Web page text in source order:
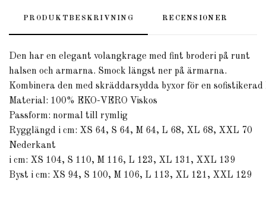
PRODUKTBESKRIVNING RECENSIONER
Den har en elegant volangkrage med fint broderi på runt
halsen och armarna. Smock längst ner på ärmarna.
Kombinera den med skräddarsydda byxor för en sofistikerad
Material: 100% EKO-VERO Viskos
Passform: normal till rymlig
Rygglängd i cm: XS 64, S 64, M 64, L 68, XL 68, XXL 70
Nederkant
i cm: XS 104, S 110, M 116, L 123, XL 131, XXL 139
Byst i cm: XS 94, S 100, M 106, L 113, XL 121, XXL 129